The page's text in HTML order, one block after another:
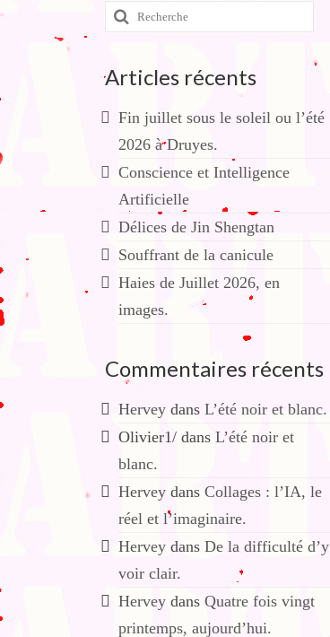
Rechercher
:
Articles récents
Fin juillet sous le soleil ou l’été
2026 à Druyes.
Conscience et Intelligence
Artificielle
Délices de Jin Shengtan
Souffrant de la canicule
Haies de Juillet 2026, en
images.
Commentaires récents
Hervey dans L’été noir et blanc.
Olivier1/ dans L’été noir et
blanc.
Hervey dans Collages : l’IA, le
réel et l’imaginaire.
Hervey dans De la difficulté d’y
voir clair.
Hervey dans Quatre fois vingt
printemps, aujourd’hui.